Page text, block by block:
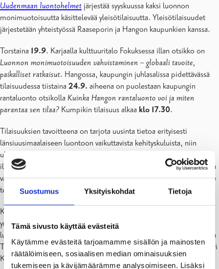
Suostumus Yksityiskohdat Tietoja
Tämä sivusto käyttää evästeitä
Käytämme evästeitä tarjoamamme sisällön ja mainosten
räätälöimiseen, sosiaalisen median ominaisuuksien
tukemiseen ja kävijämäärämme analysoimiseen. Lisäksi
Uudenmaan luontohelmet järjestää syyskuussa kaksi luonnon
monimuotoisuutta käsittelevää yleisötilaisuutta. Yleisötilaisuudet
järjestetään yhteistyössä Raaseporin ja Hangon kaupunkien kanssa.
Torstaina 19.9. Karjaalla kulttuuritalo Fokuksessa illan otsikko on
Luonnon monimuotoisuuden vahvistaminen – globaali tavoite,
paikalliset ratkaisut. Hangossa, kaupungin juhlasalissa pidettävässä
tilaisuudessa tiistaina 24.9. aiheena on puolestaan kaupungin
rantaluonto otsikolla Kuinka Hangon rantaluonto voi ja miten
parantaa sen tilaa? Kumpikin tilaisuus alkaa klo 17.30.
Tilaisuuksien tavoitteena on tarjota uusinta tietoa erityisesti
länsiuusimaalaiseen luontoon vaikuttavista kehityskuluista, niin
uhkista kuin mahdollisuuksista. Laajatkin ympäristöongelmat
ilmenevät viime kädessä paikallisesti ja niihin on olemassa paikallisia
vaikutuskeinoja. Tärkeä teema puheenvuoroissa onkin, mitä voimme
tehdä parantaaksemme lähiympäristön tilaa.
Kulttuuritalo Fokuksessa Karjaalla illan aloittaa Suomen
ympäristökeskuksen erikoissuunnittelija Aapo Ahola valottamalla
luonnon monimuotoisuuden tilaa Länsi-Uudellamaalla. Ylitarkastaja
Tommi Hautala Uudenmaan ELY-keskuksesta ja hankekoordinaattori
Kaisa Kauranen kertovat, kuinka Helmi-elinympäristöohjelmassa